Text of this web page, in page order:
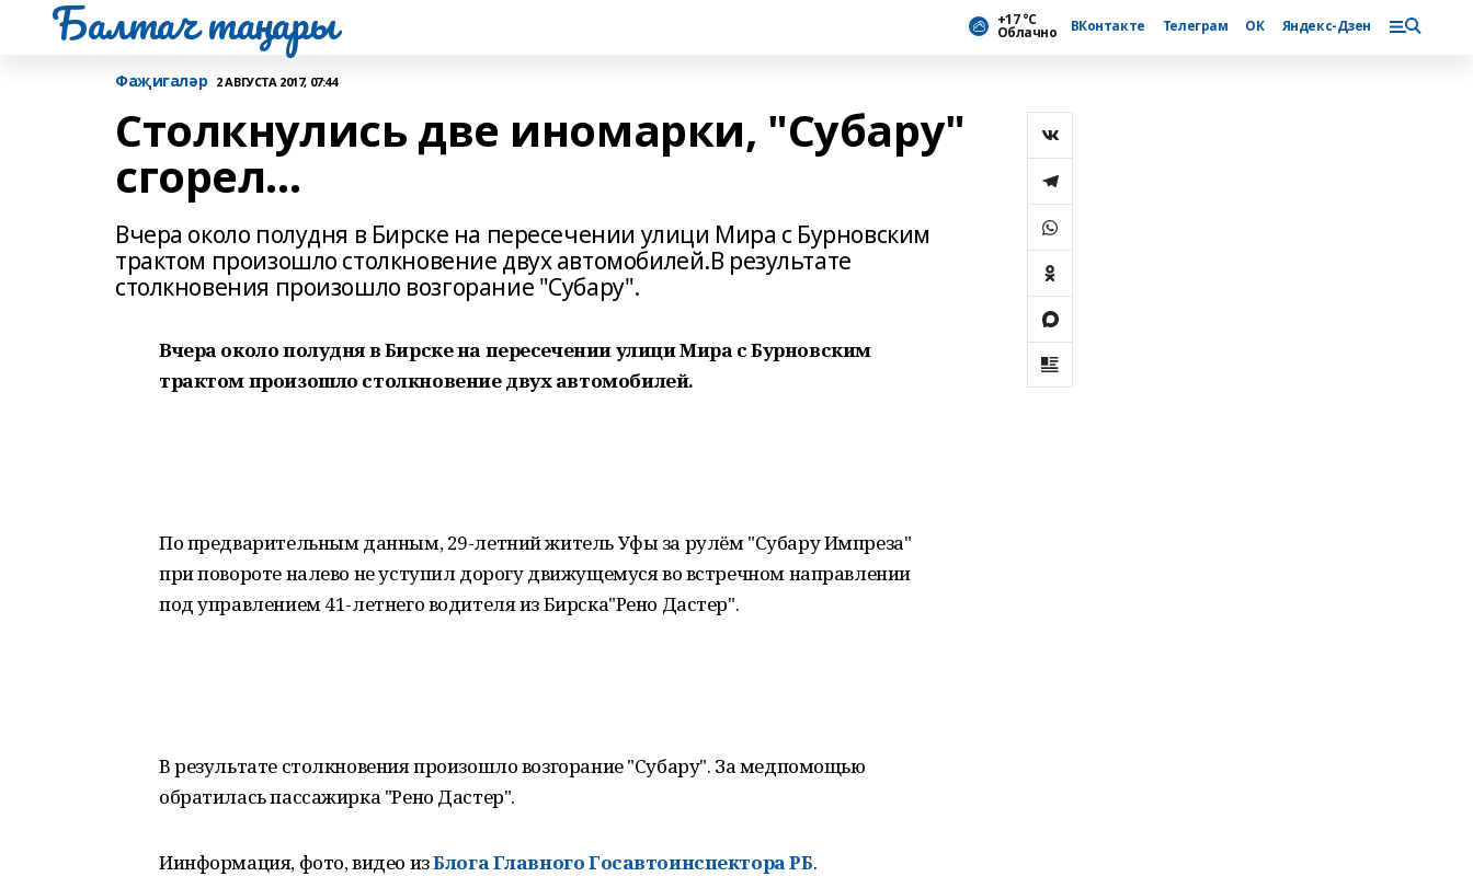
Балтач таңнары +17 °С
Облачно ВКонтакте Телеграм ОК Яндекс-Дзен
Фаҗигаләр 2 АВГУСТА 2017, 07:44
Столкнулись две иномарки, "Субару"
сгорел...
Вчера около полудня в Бирске на пересечении улици Мира с Бурновским
трактом произошло столкновение двух автомобилей.В результате
столкновения произошло возгорание "Субару".
Вчера около полудня в Бирске на пересечении улици Мира с Бурновским
трактом произошло столкновение двух автомобилей.
По предварительным данным, 29-летний житель Уфы за рулём "Субару Импреза"
при повороте налево не уступил дорогу движущемуся во встречном направлении
под управлением 41-летнего водителя из Бирска"Рено Дастер".
В результате столкновения произошло возгорание "Субару". За медпомощью
обратилась пассажирка "Рено Дастер".
Иинформация, фото, видео изБлога Главного Госавтоинспектора РБ.